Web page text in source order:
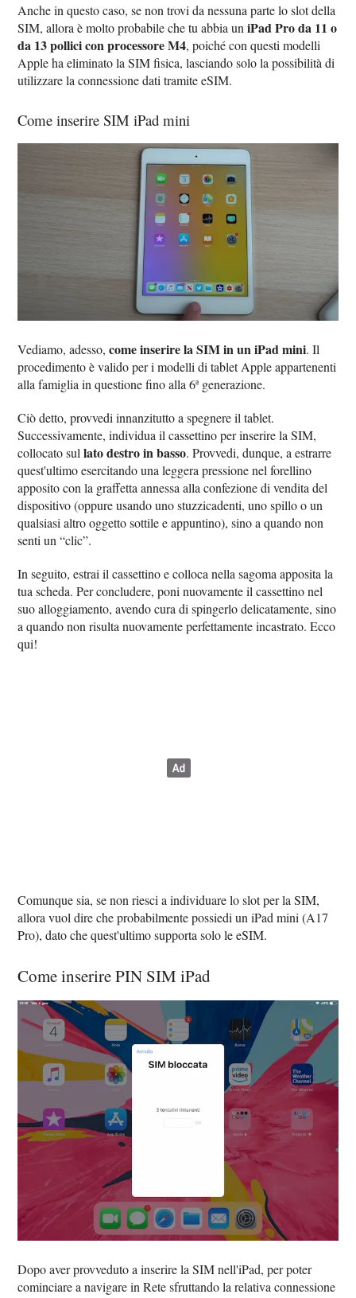
Anche in questo caso, se non trovi da nessuna parte lo slot della
SIM, allora è molto probabile che tu abbia uniPad Pro da 11 o
da 13 pollici con processore M4, poiché con questi modelli
Apple ha eliminato la SIM fisica, lasciando solo la possibilità di
utilizzare la connessione dati tramite eSIM.
Come inserire SIM iPad mini
Vediamo, adesso,come inserire la SIM in un iPad mini. Il
procedimento è valido per i modelli di tablet Apple appartenenti
alla famiglia in questione fino alla 6ª generazione.
Ciò detto, provvedi innanzitutto a spegnere il tablet.
Successivamente, individua il cassettino per inserire la SIM,
collocato sullato destro in basso. Provvedi, dunque, a estrarre
quest'ultimo esercitando una leggera pressione nel forellino
apposito con la graffetta annessa alla confezione di vendita del
dispositivo (oppure usando uno stuzzicadenti, uno spillo o un
qualsiasi altro oggetto sottile e appuntino), sino a quando non
senti un “clic”.
In seguito, estrai il cassettino e colloca nella sagoma apposita la
tua scheda. Per concludere, poni nuovamente il cassettino nel
suo alloggiamento, avendo cura di spingerlo delicatamente, sino
a quando non risulta nuovamente perfettamente incastrato. Ecco
qui!
Comunque sia, se non riesci a individuare lo slot per la SIM,
allora vuol dire che probabilmente possiedi un iPad mini (A17
Pro), dato che quest'ultimo supporta solo le eSIM.
Come inserire PIN SIM iPad
Dopo aver provveduto a inserire la SIM nell'iPad, per poter
cominciare a navigare in Rete sfruttando la relativa connessione